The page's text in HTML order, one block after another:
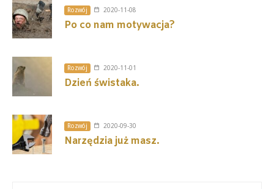
Rozwój 2020-11-08
Po co nam motywacja?
Rozwój 2020-11-01
Dzień świstaka.
Rozwój 2020-09-30
Narzędzia już masz.